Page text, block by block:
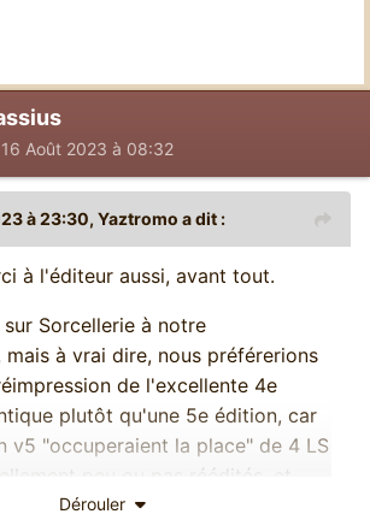
Août 2023 à 08:32
à 23:30, Yaztromo a dit :
à l'éditeur aussi, avant tout.
sur Sorcellerie à notre
mais à vrai dire, nous préférerions
de l'excellente 4e
plutôt qu'une 5e édition, car
v5 "occuperaient la place" de 4 LS
peu ou pas réédités, et
de réduction drastique des
Dérouler